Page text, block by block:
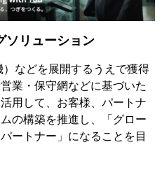
ソリューション
などを展開するうえで獲得
業・保守網などに基づいた
用して、お客様、パートナ
の構築を推進し、「グロー
ートナー」になることを目